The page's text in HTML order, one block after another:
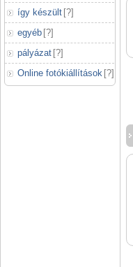
így készült [?]
egyéb [?]
pályázat [?]
Online fotókiállítások [?]